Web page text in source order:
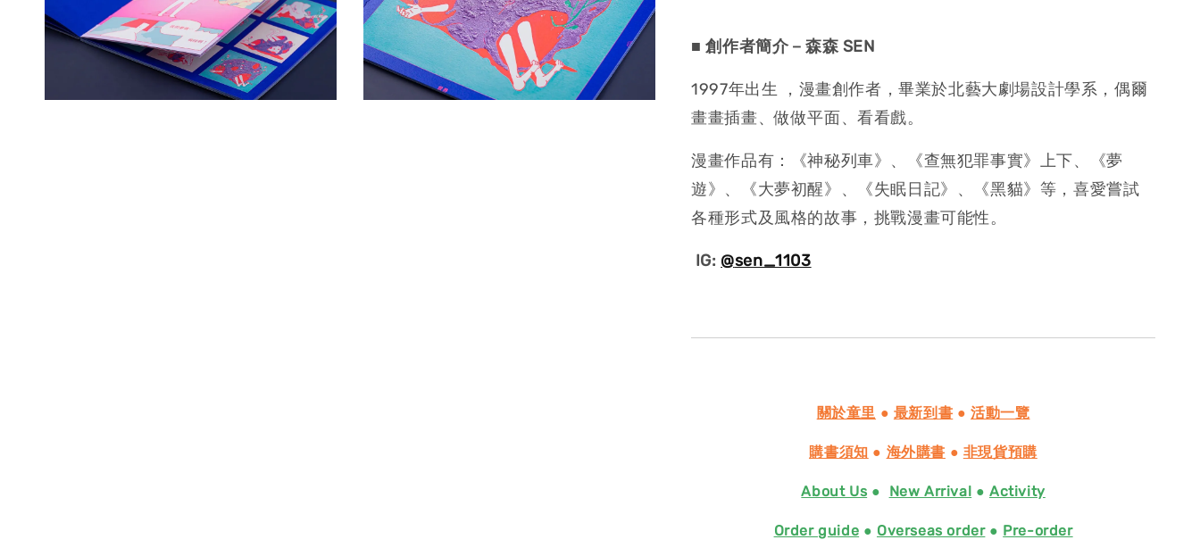
■ 創作者簡介－ 森森 SEN
1997年出生 ，漫畫創作者，畢業於北藝大劇場設計學系，偶爾
畫畫插畫、做做平面、看看戲。
漫畫作品有：《神秘列車》、《查無犯罪事實》上下、《夢
遊》、《大夢初醒》、《失眠日記》、《黑貓》等，喜愛嘗試
各種形式及風格的故事，挑戰漫畫可能性。
IG: @sen_1103
關於童里 ● 最新到書 ●活動一覽
購書須知 ● 海外購書 ● 非現貨預購
About Us ● New Arrival ● Activity
Order guide ● Overseas order● Pre-order